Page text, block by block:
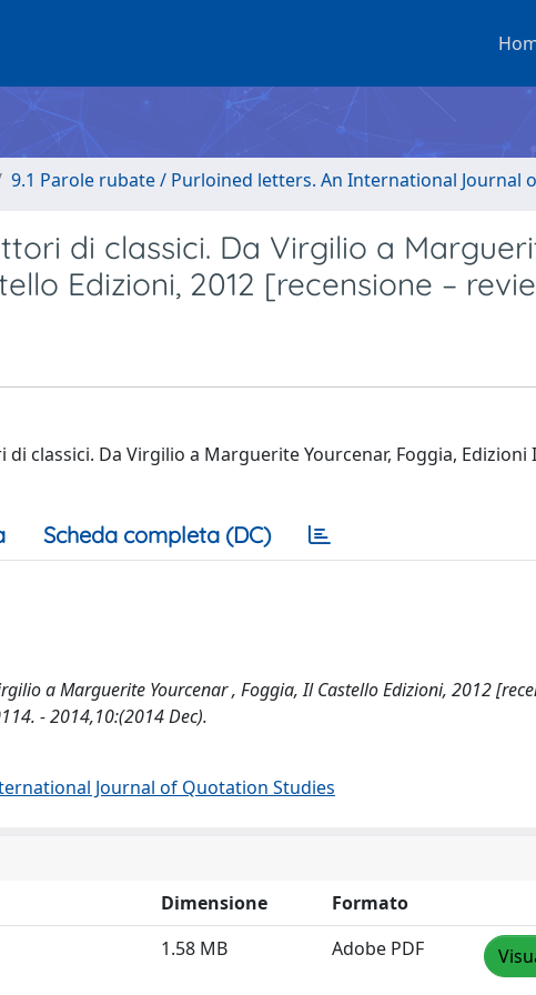
9.1 Parole rubate / Purloined letters. An International Journal
di classici. Da Virgilio a
Edizioni, 2012 [recensione –
classici. Da Virgilio a Marguerite Yourcenar, Foggia, Edizioni
Scheda completa (DC)
a Marguerite Yourcenar , Foggia, Il Castello Edizioni, 2012
- 2014,10:(2014 Dec).
Journal of Quotation Studies
Dimensione
Formato
1.58 MB Adobe PDF